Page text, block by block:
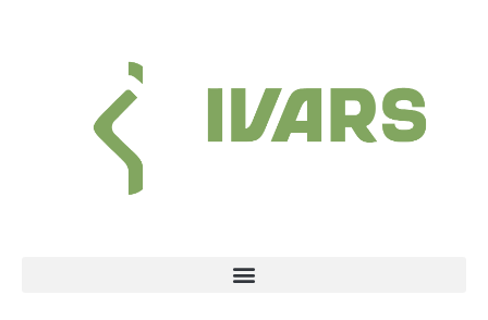
Menú